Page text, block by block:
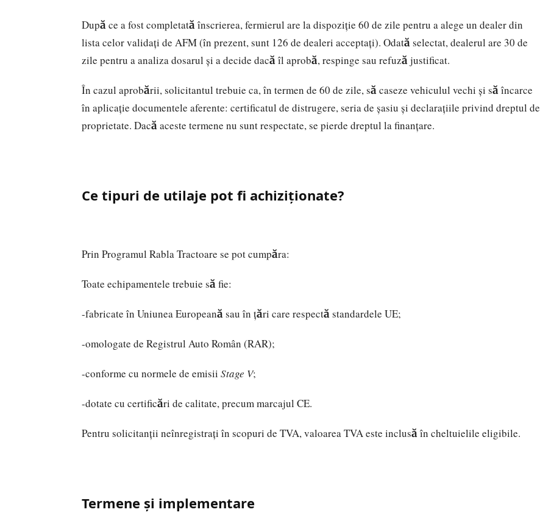
După ce a fost completată înscrierea, fermierul are la dispoziție 60 de zile pentru a alege un dealer din
lista celor validați de AFM (în prezent, sunt 126 de dealeri acceptați). Odată selectat, dealerul are 30 de
zile pentru a analiza dosarul și a decide dacă îl aprobă, respinge sau refuză justificat.
În cazul aprobării, solicitantul trebuie ca, în termen de 60 de zile, să caseze vehiculul vechi și să încarce
în aplicație documentele aferente: certificatul de distrugere, seria de șasiu și declarațiile privind dreptul de
proprietate. Dacă aceste termene nu sunt respectate, se pierde dreptul la finanțare.
Ce tipuri de utilaje pot fi achiziționate?
Prin Programul Rabla Tractoare se pot cumpăra:
Toate echipamentele trebuie să fie:
-fabricate în Uniunea Europeană sau în țări care respectă standardele UE;
-omologate de Registrul Auto Român (RAR);
-conforme cu normele de emisii Stage V;
-dotate cu certificări de calitate, precum marcajul CE.
Pentru solicitanții neînregistrați în scopuri de TVA, valoarea TVA este inclusă în cheltuielile eligibile.
Termene și implementare